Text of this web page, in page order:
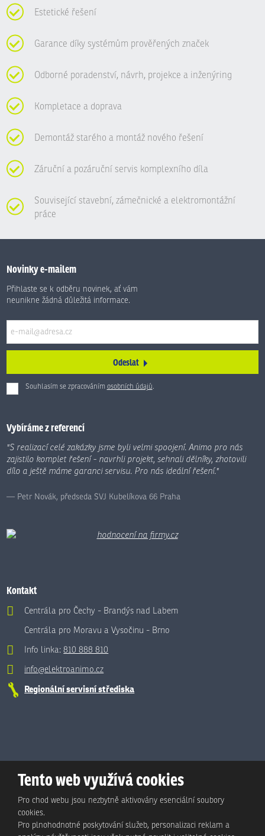
Estetické řešení
Garance díky systémům prověřených značek
Odborné poradenství, návrh, projekce a inženýring
Kompletace a doprava
Demontáž starého a montáž nového řešení
Záruční a pozáruční servis komplexního díla
Související stavební, zámečnické a elektromontážní
práce
Novinky e-mailem
Přihlaste se k odběru novinek, ať vám
neunikne žádná důležitá informace.
Odeslat
Souhlasím se zpracováním osobních údajů.
Formulář
nepodařilo
odeslat.
Vybíráme z referencí
"S realizací celé zakázky jsme byli velmi spoojení. Animo pro nás
zajistilo komplet řešení - navrhli projekt, sehnali dělníky, zhotovili
dílo a ještě máme garanci servisu. Pro nás ideální řešení."
Petr Novák, předseda SVJ Kubelíkova 66 Praha
Kontakt
Centrála pro Čechy - Brandýs nad Labem
Centrála pro Moravu a Vysočinu - Brno
Info linka:810 888 810
info@elektroanimo.cz
Regionální servisní střediska
Tento web využívá cookies
Pro chod webu jsou nezbytně aktivovány esenciální soubory
cookies.
Pro plnohodnotné poskytování služeb, personalizaci reklam a